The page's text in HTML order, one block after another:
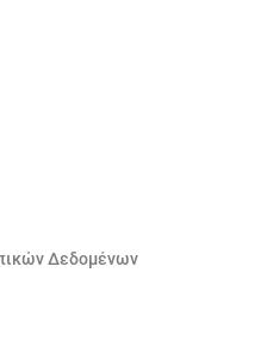
Δεδομένων